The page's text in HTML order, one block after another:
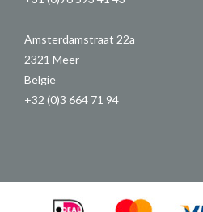
Amsterdamstraat 22a
2321 Meer
Belgie
+32 (0)3 664 71 94